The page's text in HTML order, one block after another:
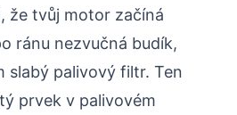
že tvůj motor začíná
ránu nezvučná budík,
slabý palivový filtr. Ten
prvek v palivovém